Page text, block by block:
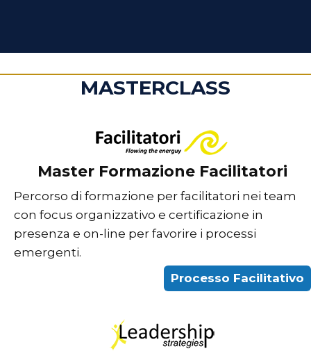
MASTERCLASS
Master Formazione Facilitatori
Percorso di formazione per facilitatori nei team
con focus organizzativo e certificazione in
presenza e on-line per favorire i processi
emergenti.
Processo Facilitativo